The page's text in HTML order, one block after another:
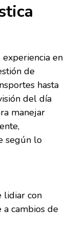
en
de
hasta
del día
manejar
según lo
lidiar con
cambios de